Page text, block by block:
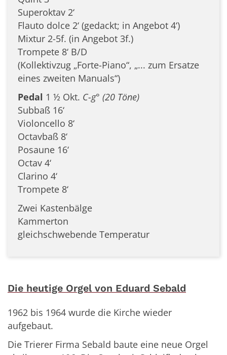
Superoktav 2‘
Flauto dolce 2‘ (gedackt; in Angebot 4‘)
Mixtur 2-5f. (in Angebot 3f.)
Trompete 8‘ B/D
(Kollektivzug „Forte-Piano“, „... zum Ersatze
eines zweiten Manuals“)
Pedal 1 ½ Okt. C-g° (20 Töne)
Subbaß 16‘
Violoncello 8‘
Octavbaß 8‘
Posaune 16‘
Octav 4‘
Clarino 4‘
Trompete 8‘
Zwei Kastenbälge
Kammerton
gleichschwebende Temperatur
Die heutige Orgel von Eduard Sebald
1962 bis 1964 wurde die Kirche wieder
aufgebaut.
Die Trierer Firma Sebald baute eine neue Orgel